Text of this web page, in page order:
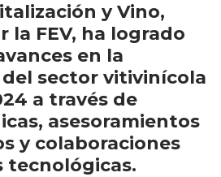
y Vino,
la FEV, ha logrado
en la
sector vitivinícola
a través de
asesoramientos
y colaboraciones
tecnológicas.